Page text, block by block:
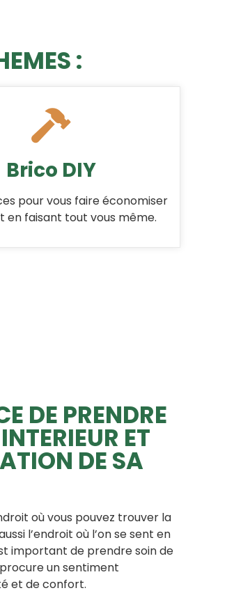
:
Brico DIY
pour vous faire économiser
en faisant tout vous même.
DE PRENDRE
ET
DE SA
où vous pouvez trouver la
l’endroit où l’on se sent en
important de prendre soin de
un sentiment
et de confort.